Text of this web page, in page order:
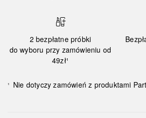
2 bezpłatne próbki
do wyboru przy zamówieniu od
49zł¹
¹ Nie dotyczy zamówień z produktami